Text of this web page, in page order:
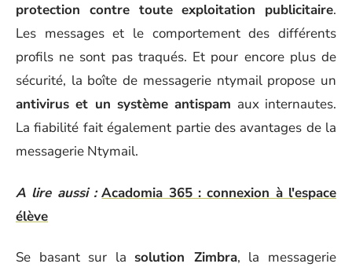
protection contre toute exploitation publicitaire.
Les messages et le comportement des différents
profils ne sont pas traqués. Et pour encore plus de
sécurité, la boîte de messagerie ntymail propose un
antivirus et un système antispam aux internautes.
La fiabilité fait également partie des avantages de la
messagerie Ntymail.
A lire aussi : Acadomia 365 : connexion à l'espace
élève
Se basant sur la solution Zimbra, la messagerie